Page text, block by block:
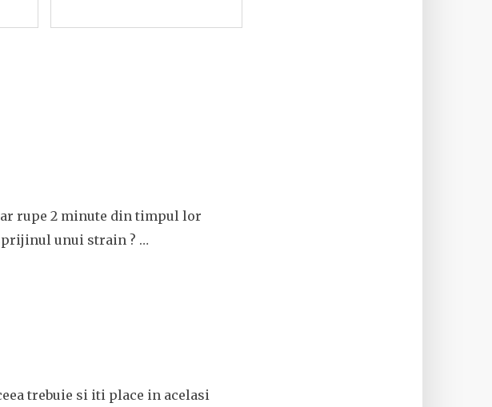
rupe 2 minute din timpul lor
unui strain ? …
trebuie si iti place in acelasi